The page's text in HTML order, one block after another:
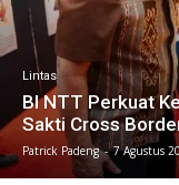
Lintas
BI NTT Perkuat
Sakti Cross
Patrick Padeng - 7 Agustus